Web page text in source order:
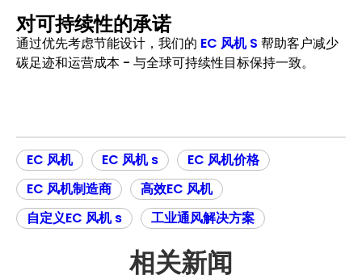
对可持续性的承诺
通过优先考虑节能设计，我们的 EC 风机 S 帮助客户减少
碳足迹和运营成本 - 与全球可持续性目标保持一致。
EC 风机 EC 风机 s
EC 风机价格
EC 风机制造商
高效EC 风机
自定义EC 风机 s
工业通风解决方案
相关新闻